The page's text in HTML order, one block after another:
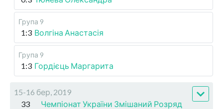
Група 9
1:3 Волгіна Анастасія
Група 9
1:3 Гордієць Маргарита
15-16 бер, 2019
33
Чемпіонат України Змішаний Розряд